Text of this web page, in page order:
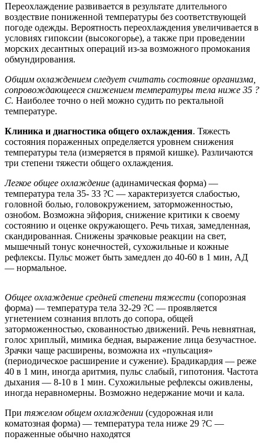
Переохлаждение развивается в результате длительного
воздествие пониженной температуры без соответствующей
погоде одежды. Вероятность переохлаждения увеличивается в
условиях гипоксии (высокогорье), а также при проведении
морских десантных операций из-за возможного промокания
обмундирования.
Общим охлаждением следует считать состояние организма,
сопровождающееся снижением температуры тела ниже 35 ?
С. Наиболее точно о ней можно судить по ректальной
температуре.
Клиника и диагностика общего охлаждения. Тяжесть
состояния пораженных определяется уровнем снижения
температуры тела (измеряется в прямой кишке). Различаются
три степени тяжести общего охлаждения.
Легкое общее охлаждение (адинамическая форма) —
температура тела 35- 33 ?С — характеризуется слабостью,
головной болью, головокружением, заторможенностью,
ознобом. Возможна эйфория, снижение критики к своему
состоянию и оценке окружающего. Речь тихая, замедленная,
скандированная. Снижены зрачковые реакции на свет,
мышечный тонус конечностей, сухожильные и кожные
рефлексы. Пульс может быть замедлен до 40-60 в 1 мин, АД
— нормальное.
Общее охлаждение средней степени тяжести (сопорозная
форма) — температура тела 32-29 ?С — проявляется
угнетением сознания вплоть до сопора, общей
заторможенностью, скованностью движений. Речь невнятная,
голос хриплый, мимика бедная, выражение лица безучастное.
Зрачки чаще расширены, возможна их «пульсация»
(периодическое расширение и сужение). Брадикардия — реже
40 в 1 мин, иногда аритмия, пульс слабый, гипотония. Частота
дыхания — 8-10 в 1 мин. Сухожильные рефлексы оживлены,
иногда неравномерны. Возможно недержание мочи и кала.
При тяжелом общем охлаждении (судорожная или
коматозная форма) — температура тела ниже 29 ?С —
пораженные обычно находятся